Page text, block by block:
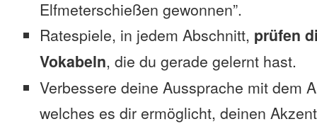
Elfmeterschießen gewonnen”.
Ratespiele, in jedem Abschnitt, prüfen
Vokabeln, die du gerade gelernt hast.
Verbessere deine Aussprache mit dem
welches es dir ermöglicht, deinen